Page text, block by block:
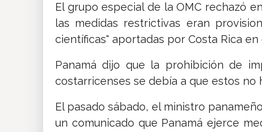
El grupo especial de la OMC rechazó
las medidas restrictivas eran
científicas" aportadas por Costa Rica
Panamá dijo que la prohibición de
costarricenses se debía a que estos no
El pasado sábado, el ministro
un comunicado que Panamá ejerce